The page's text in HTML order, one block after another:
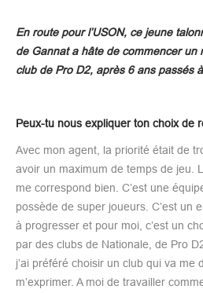
En route pour l’USON, ce jeune
de Gannat a hâte de commencer un
club de Pro D2, après 6 ans passés
Peux-tu nous expliquer ton choix de
Avec mon agent, la priorité était de
avoir un maximum de temps de jeu.
me correspond bien. C’est une
possède de super joueurs. C’est un
à progresser et pour moi, c’est un
par des clubs de Nationale, de Pro
j’ai préféré choisir un club qui va me
m’exprimer. A moi de travailler